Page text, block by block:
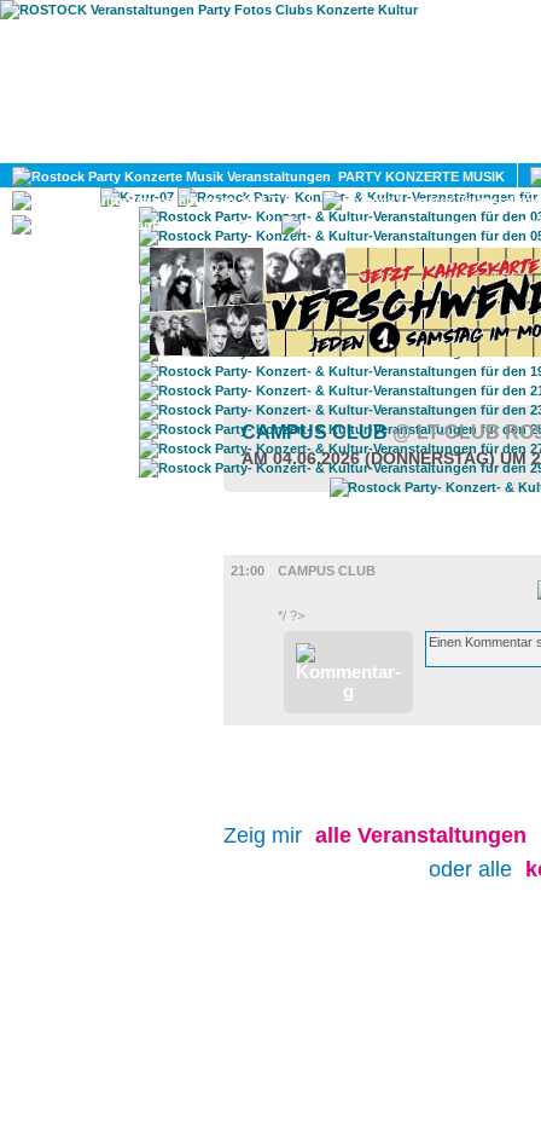
PARTY KONZERTE MUSIK
KULTUR
GAY
CAMPUS CLUB@ LT-CLUB
AM 04.06.2026 (DONNERSTAG) UM
21:00
CAMPUS CLUB
*/ ?>
Zeig mir alle Veranstaltungen
oder alle